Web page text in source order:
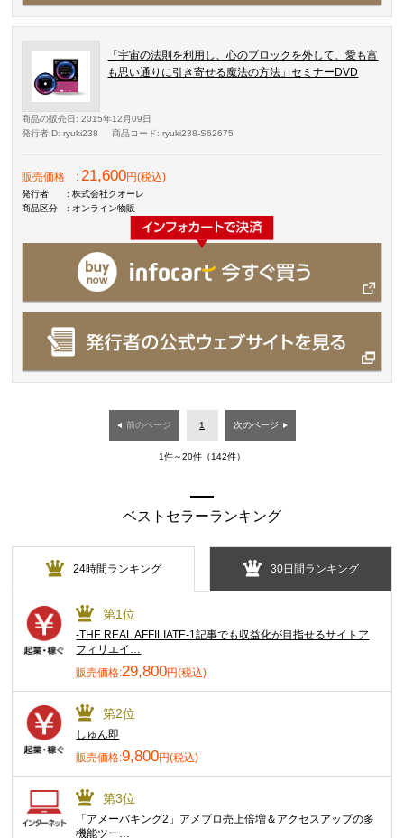
「宇宙の法則を利用し、心のブロックを外して、愛も富
も思い通りに引き寄せる魔法の方法」セミナーDVD
商品の販売日 : 2015年12月09日
発行者ID: ryuki238 商品コード: ryuki238-S62675
販売価格 :21,600円(税込)
発行者
: 株式会社クオーレ
商品区分
: オンライン物販
前のページ 1 次のページ
1件～20件（142件）
ベストセラーランキング
24時間ランキング 30日間ランキング
第1位
-THE REAL AFFILIATE-1記事でも収益化が目指せるサイトア
フィリエイ…
販売価格:29,800円(税込)
第2位
しゅん即
販売価格:9,800円(税込)
第3位
「アメーバキング2」アメブロ売上倍増＆アクセスアップの多
機能ツー…